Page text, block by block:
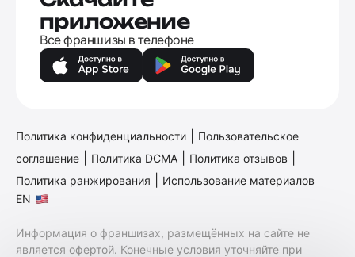
приложение
Все франшизы в телефоне
Политика конфиденциальности
Пользовательское
соглашение
Политика DCMA Политика отзывов
Политика ранжирования
Использование материалов
EN
Информация о франшизах, размещённых на сайте не
является офертой. Конечные условия уточняйте при